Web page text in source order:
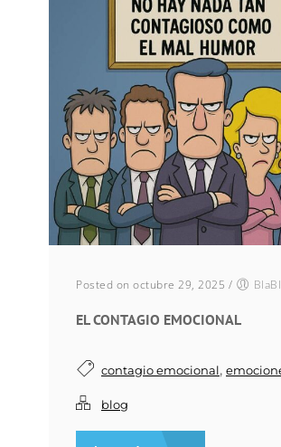
Posted on octubre 29, 2025 /
EL CONTAGIO EMOCIONAL
contagio emocional,
blog